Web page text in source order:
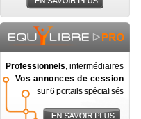
Professionnels, intermédiaires
Vos annonces de cession
sur 6 portails spécialisés